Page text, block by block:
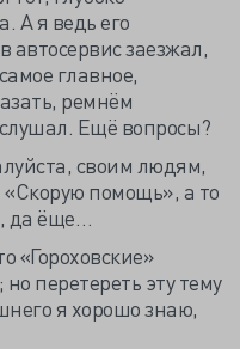
А я ведь его
заезжал,
главное,
ремнём
Ещё вопросы?
своим людям,
помощь», а то
да ёще…
«Гороховские»
перетереть эту тему
я хорошо знаю,